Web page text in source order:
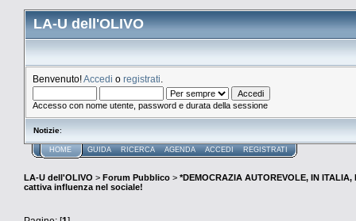
LA-U dell'OLIVO
Benvenuto!Accedi o registrati
Accesso con nome utente, password e durata della sessione
Notizie:
HOME GUIDA RICERCA AGENDA ACCEDI REGISTRATI
LA-U dell'OLIVO > Forum Pubblico > *DEMOCRAZIA AUTOREVOLE, IN ITALIA,
cattiva influenza nel sociale!